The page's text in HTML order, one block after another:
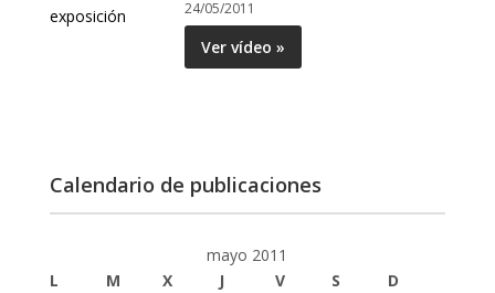
24/05/2011
Ver vídeo »
Calendario de publicaciones
mayo 2011
L
M X J V S
D